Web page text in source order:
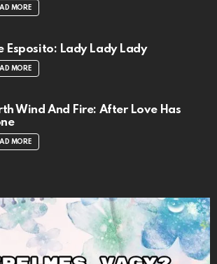
MORE
Esposito: Lady Lady Lady
MORE
Wind And Fire: After Love Has
MORE